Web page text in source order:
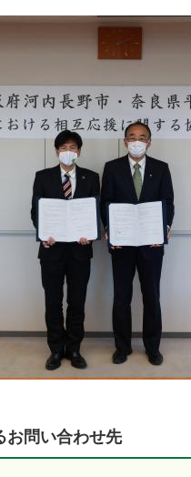
お問い合わせ先